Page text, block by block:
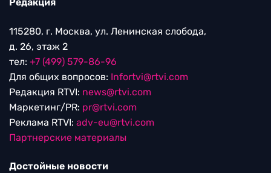
115280, г. Москва, ул. Ленинская слобода,
д. 26, этаж 2
тел: +7 (499) 579-86-96
Для общих вопросов: Infortvi@rtvi.com
Редакция RTVI: news@rtvi.com
Маркетинг/PR: pr@rtvi.com
Реклама RTVI: adv-eu@rtvi.com
Партнерские материалы
Достойные новости